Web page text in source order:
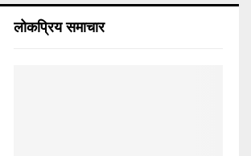
लोकप्रिय समाचार